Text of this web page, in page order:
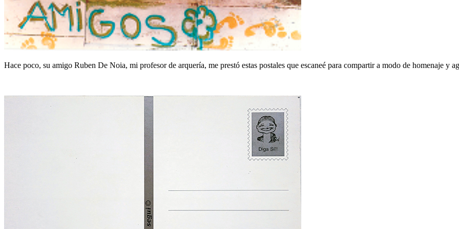
Hace poco, su amigo Ruben De Noia, mi profesor de arquería, me prestó estas postales que escaneé para compartir a modo de homenaje y